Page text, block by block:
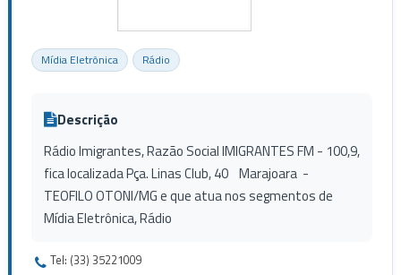
Mídia Eletrônica Rádio
Descrição
Rádio Imigrantes, Razão Social IMIGRANTES FM - 100,9,
fica localizada Pça. Linas Club, 40 Marajoara -
TEOFILO OTONI/MG e que atua nos segmentos de
Mídia Eletrônica, Rádio
Tel: (33) 35221009